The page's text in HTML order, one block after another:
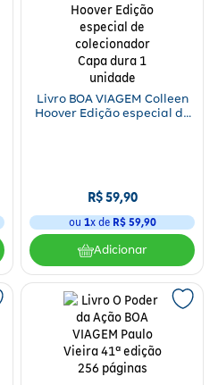
Livro BOA VIAGEM Colleen
Hoover Edição especial de
R$59,90
ou 1x de R$ 59,90
Adicionar